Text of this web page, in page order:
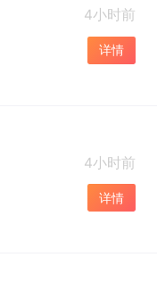
4小时前
详情
4小时前
详情